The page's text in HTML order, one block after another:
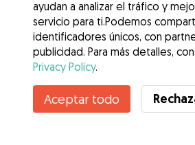
ayudan a analizar el tráfico y
servicio para ti.Podemos
identificadores únicos, con
publicidad. Para más detalles,
Privacy Policy.
Aceptar todo